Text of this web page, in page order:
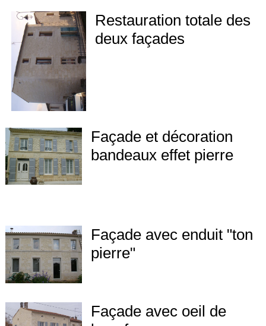
Restauration totale des
deux façades
Façade et décoration
bandeaux effet pierre
Façade avec enduit "ton
pierre"
Façade avec oeil de